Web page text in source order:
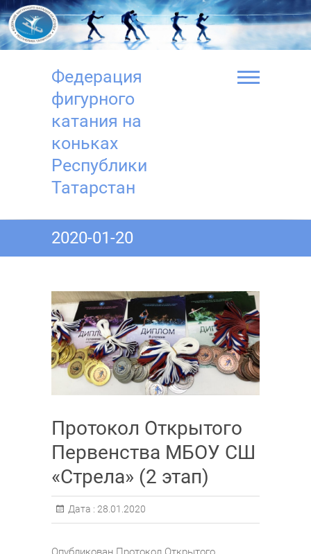
Перейти
к
содержимому
Федерация
фигурного
катания на
коньках
Республики
Татарстан
2020-01-20
Протокол Открытого
Первенства МБОУ СШ
«Стрела» (2 этап)
Дата : 28.01.2020